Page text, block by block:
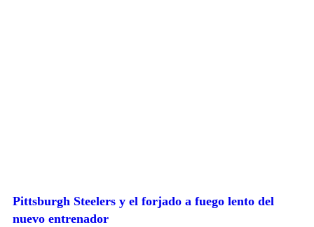
Pittsburgh Steelers y el forjado a fuego lento del
nuevo entrenador